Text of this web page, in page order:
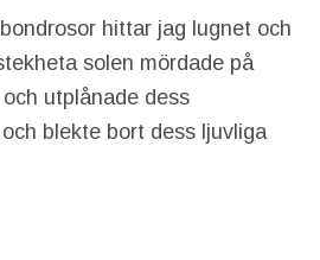
hittar jag lugnet och
solen mördade på
utplånade dess
blekte bort dess ljuvliga